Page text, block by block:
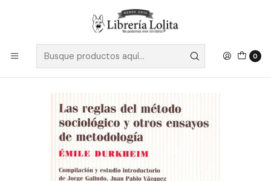
0
Despacho a todo Chile
Metodologia - Durkheim Emile